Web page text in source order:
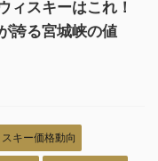
ィスキーはこれ！
誇る宮城峡の値
キー価格動向